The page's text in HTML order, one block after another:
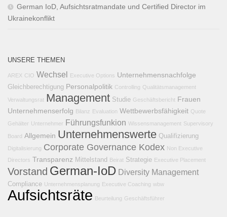
German IoD, Aufsichtsratmandate und Certified Director im
Ukrainekonflikt
UNSERE THEMEN
AREX CIO Wechsel Executive Options Unternehmensnachfolge
Gleichberechtigung Personalpolitik Controlling Qualitätsmanagement
Verwaltungsrat Management Studie Geschäftsbericht Frauen
Unternehmenserfolg Bilanz Evaluation Wettbewerbsfähigkeit Quote
Gehälter
Unternehmer Führungsfunkion Wissensmanagement Supervisory
Board Allgemein Unternehmenswerte Qualifizierung
Digitalisierung Corporate Governance Kodex Non Executive
Directors Transparenz Mittelstand Beirat Strategie Executive Placement
Vorstand German-IoD Diversity Management
Compliance Unternehmensplanung Executive Coaching wbw
Aufsichtsräte Beurteilung Geschäftsführer